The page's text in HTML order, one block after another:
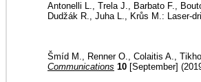
Antonelli L., Trela J., Barbato F.,
Dudžák R., Juha L., Krůs M.: Laser-
Šmíd M., Renner O., Colaitis A.,
Communications 10 [September]